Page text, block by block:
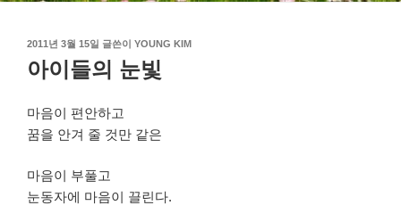
작
일
2011년 3월 15일 글쓴이 YOUNG KIM
아이들의 눈빛
마음이 편안하고
꿈을 안겨 줄 것만 같은
마음이 부풀고
눈동자에 마음이 끌린다.